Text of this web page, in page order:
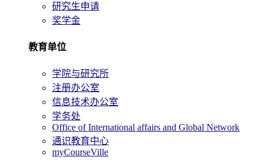
研究生申请
奖学金
教育单位
学院与研究所
注册办公室
信息技术办公室
学务处
Office of International affairs and Global Network
通识教育中心
myCourseVille